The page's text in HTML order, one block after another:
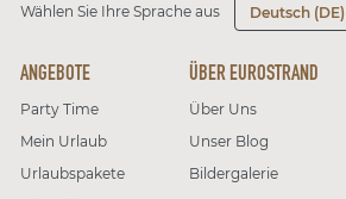
Wählen Sie Ihre Sprache aus Deutsch (DE)
ANGEBOTE
Party Time
Mein Urlaub
Urlaubspakete
ÜBER EUROSTRAND
Über Uns
Unser Blog
Bildergalerie